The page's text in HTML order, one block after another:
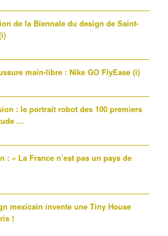
de la Biennale du design de Saint-
main-libre : Nike GO FlyEase (i)
: le portrait robot des 100 premiers
…
: « La France n’est pas un pays de
mexicain invente une Tiny House
!